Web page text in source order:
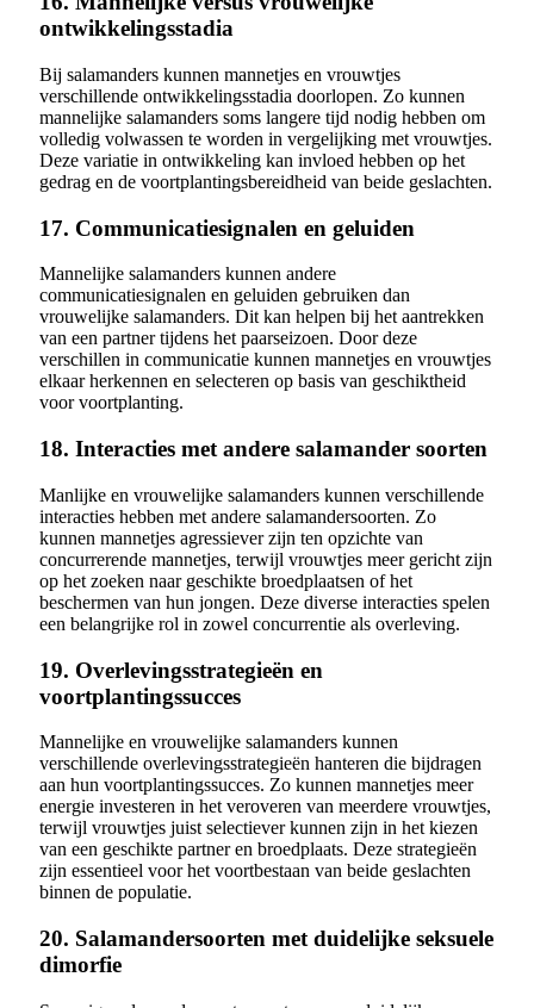
ontwikkelingsstadia
Bij salamanders kunnen mannetjes en vrouwtjes
verschillende ontwikkelingsstadia doorlopen. Zo kunnen
mannelijke salamanders soms langere tijd nodig hebben om
volledig volwassen te worden in vergelijking met vrouwtjes.
Deze variatie in ontwikkeling kan invloed hebben op het
gedrag en de voortplantingsbereidheid van beide geslachten.
17. Communicatiesignalen en geluiden
Mannelijke salamanders kunnen andere
communicatiesignalen en geluiden gebruiken dan
vrouwelijke salamanders. Dit kan helpen bij het aantrekken
van een partner tijdens het paarseizoen. Door deze
verschillen in communicatie kunnen mannetjes en vrouwtjes
elkaar herkennen en selecteren op basis van geschiktheid
voor voortplanting.
18. Interacties met andere salamander soorten
Manlijke en vrouwelijke salamanders kunnen verschillende
interacties hebben met andere salamandersoorten. Zo
kunnen mannetjes agressiever zijn ten opzichte van
concurrerende mannetjes, terwijl vrouwtjes meer gericht zijn
op het zoeken naar geschikte broedplaatsen of het
beschermen van hun jongen. Deze diverse interacties spelen
een belangrijke rol in zowel concurrentie als overleving.
19. Overlevingsstrategieën en
voortplantingssucces
Mannelijke en vrouwelijke salamanders kunnen
verschillende overlevingsstrategieën hanteren die bijdragen
aan hun voortplantingssucces. Zo kunnen mannetjes meer
energie investeren in het veroveren van meerdere vrouwtjes,
terwijl vrouwtjes juist selectiever kunnen zijn in het kiezen
van een geschikte partner en broedplaats. Deze strategieën
zijn essentieel voor het voortbestaan van beide geslachten
binnen de populatie.
20. Salamandersoorten met duidelijke seksuele
dimorfie